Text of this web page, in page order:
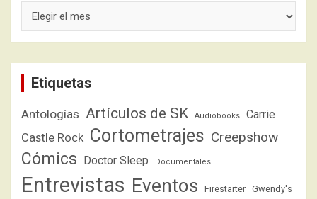
Etiquetas
Antologías Artículos de SK Audiobooks Carrie
Castle Rock Cortometrajes Creepshow
Cómics Doctor Sleep Documentales
Entrevistas Eventos Firestarter Gwendy's